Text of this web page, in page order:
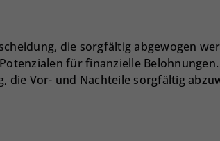
die sorgfältig abgewogen
für finanzielle Belohnungen.
die Vor- und Nachteile sorgfältig